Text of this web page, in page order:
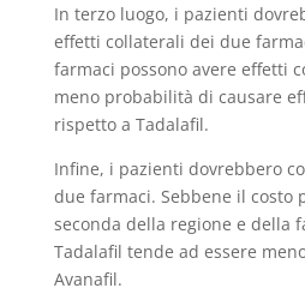
In terzo luogo, i pazienti
effetti collaterali dei due
farmaci possono avere effetti
meno probabilità di causare
rispetto a Tadalafil.
Infine, i pazienti dovrebbero
due farmaci. Sebbene il costo
seconda della regione e della
Tadalafil tende ad essere
Avanafil.